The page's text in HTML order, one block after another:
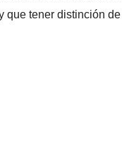
tener distinción